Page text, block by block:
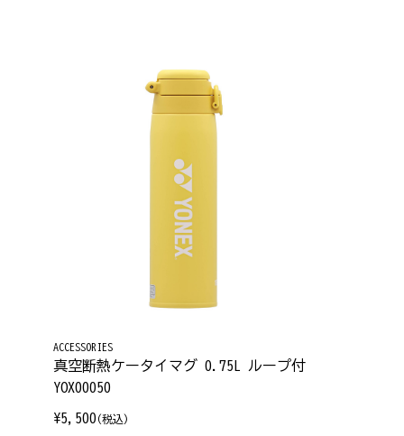
ACCESSORIES
真空断熱ケータイマグ 0.75L ループ付
YOX00050
¥5,500 (税込)